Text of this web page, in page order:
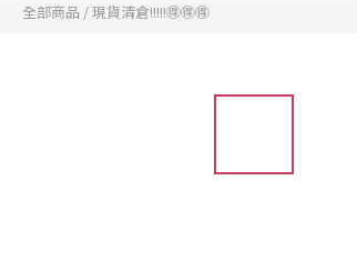
全部商品 /現貨清倉!!!!!🉐🉐🉐